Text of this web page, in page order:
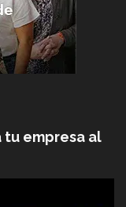
tu empresa al